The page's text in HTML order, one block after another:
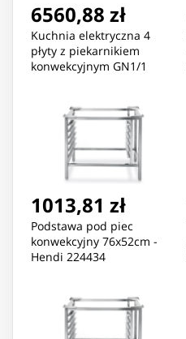
6560,88 zł
Kuchnia elektryczna 4
płyty z piekarnikiem
konwekcyjnym GN1/1
1013,81 zł
Podstawa pod piec
konwekcyjny 76x52cm -
Hendi 224434